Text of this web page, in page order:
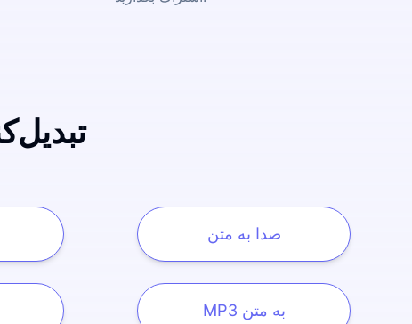
صدا به متن
MP3 به متن